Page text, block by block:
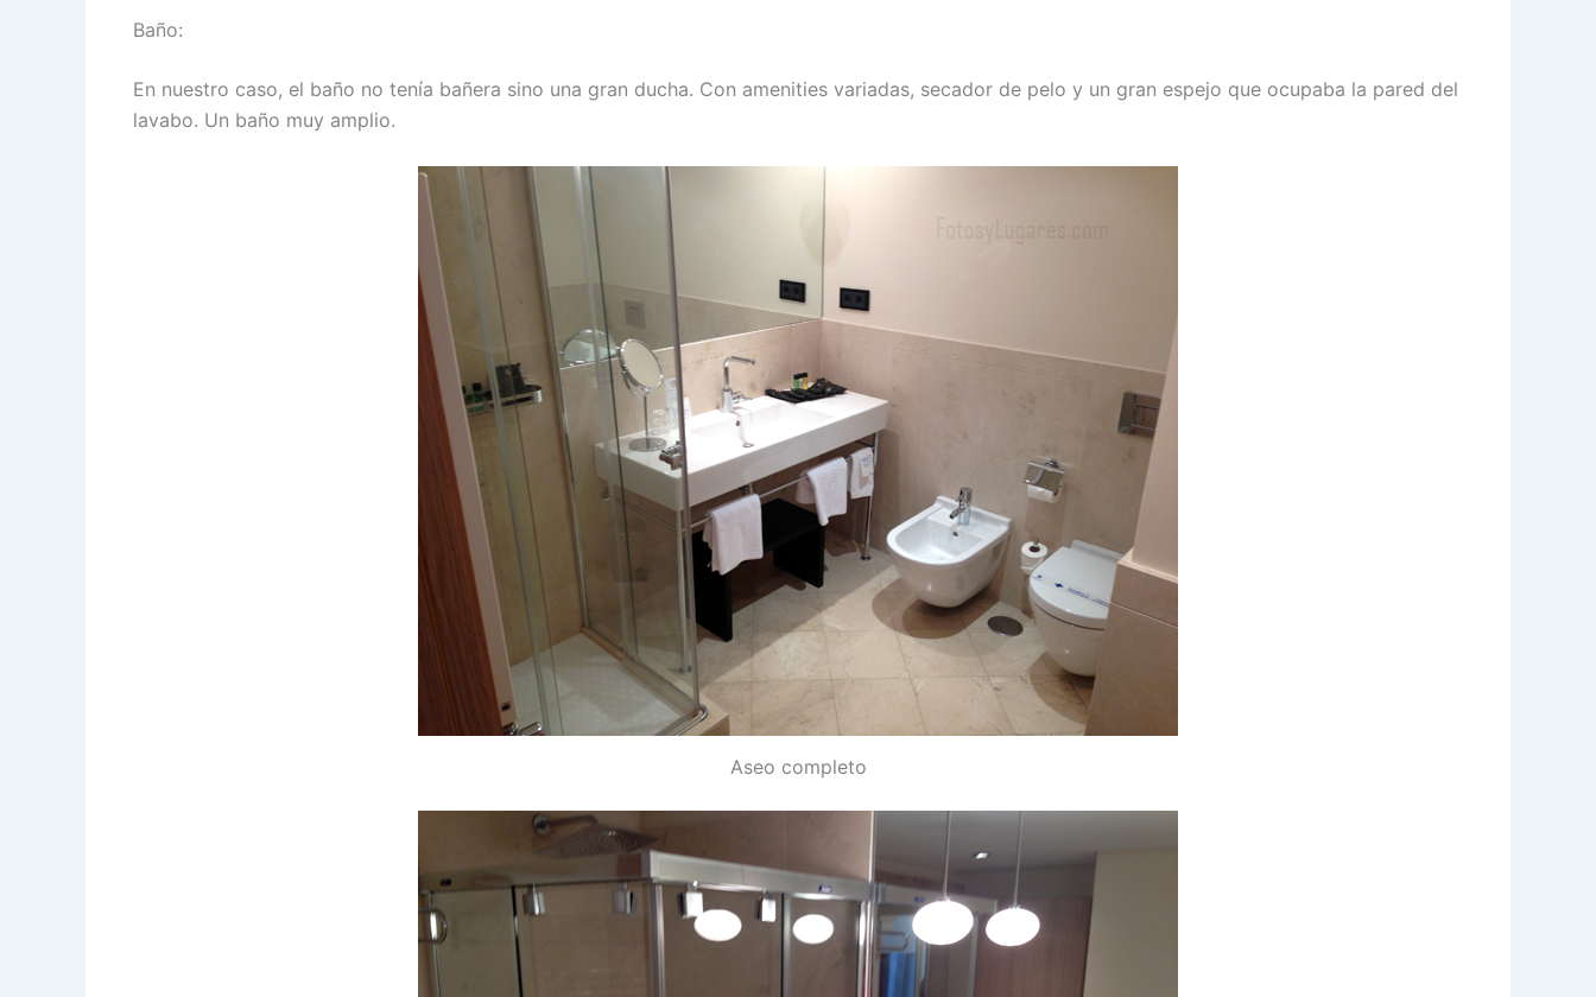
Baño:
En nuestro caso, el baño no tenía bañera sino una gran ducha. Con amenities variadas, secador de pelo y un gran espejo que ocupaba la pared del
lavabo. Un baño muy amplio.
Aseo completo